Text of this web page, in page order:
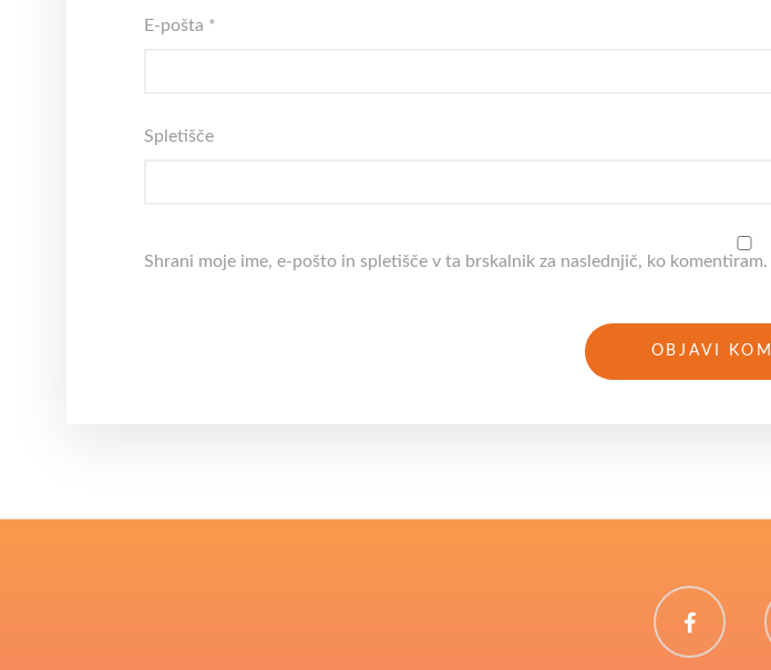
E-pošta *
Spletišče
Shrani moje ime, e-pošto in spletišče v ta brskalnik za naslednjič, ko komentiram.
Facebook